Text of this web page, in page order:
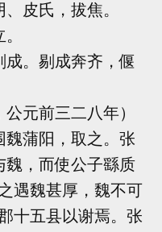
皮氏，拔焦。
。剔成奔齐，偃
元前三二八年）
蒲阳，取之。张
魏，而使公子繇质
遇魏甚厚，魏不可
十五县以谢焉。张